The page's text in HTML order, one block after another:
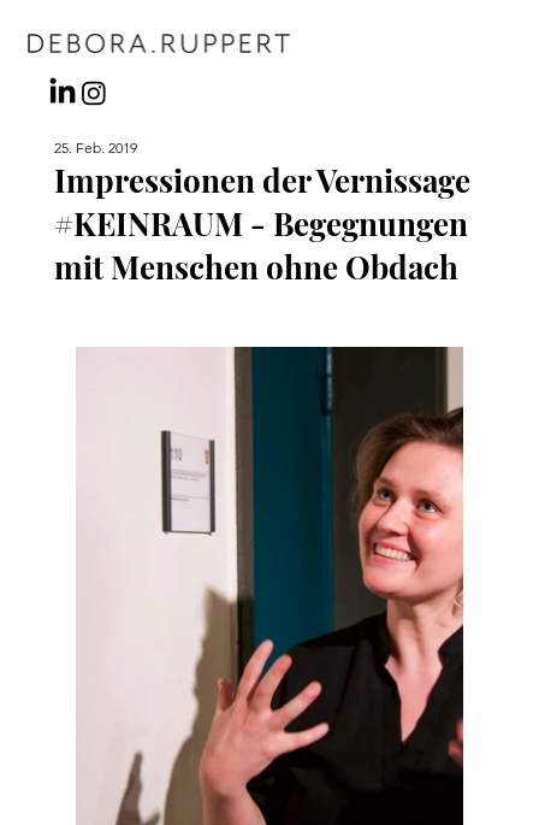
Impressionen der Vernissage
#KEINRAUM - Begegnungen
mit Menschen ohne Obdach
25. Feb. 2019